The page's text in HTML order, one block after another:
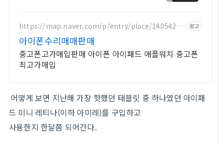
길 패드.
https://map.naver.com/p/entry/place/1405421
광고
아이폰수리매매판매
중고폰고가매입판매 아이폰 아이패드 애플워치 중고폰
최고가매입
어떻게 보면 지난해 가장 핫했던 태블릿 중 하나였던 아이패
드 미니 레티나(이하 아미레)를 구입하고
사용한지 한달쯤 되어간다.